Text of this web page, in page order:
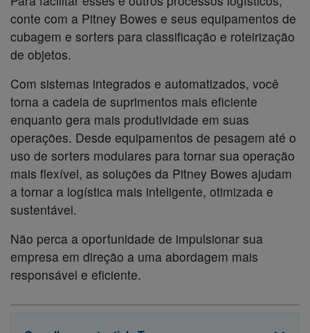
conte com a Pitney Bowes e seus equipamentos de
cubagem e sorters para classificação e roteirização
de objetos.
Com sistemas integrados e automatizados, você
torna a cadeia de suprimentos mais eficiente
enquanto gera mais produtividade em suas
operações. Desde equipamentos de pesagem até o
uso de sorters modulares para tornar sua operação
mais flexível, as soluções da Pitney Bowes ajudam
a tornar a logística mais inteligente, otimizada e
sustentável.
Não perca a oportunidade de impulsionar sua
empresa em direção a uma abordagem mais
responsável e eficiente.